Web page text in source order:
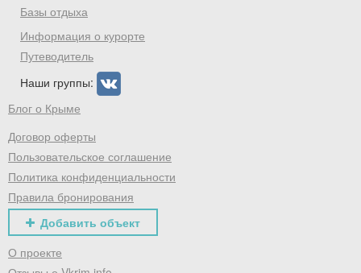
Базы отдыха
Информация о курорте
Путеводитель
Наши группы:
Блог о Крыме
Договор оферты
Пользовательское соглашение
Политика конфиденциальности
Правила бронирования
Добавить объект
О проекте